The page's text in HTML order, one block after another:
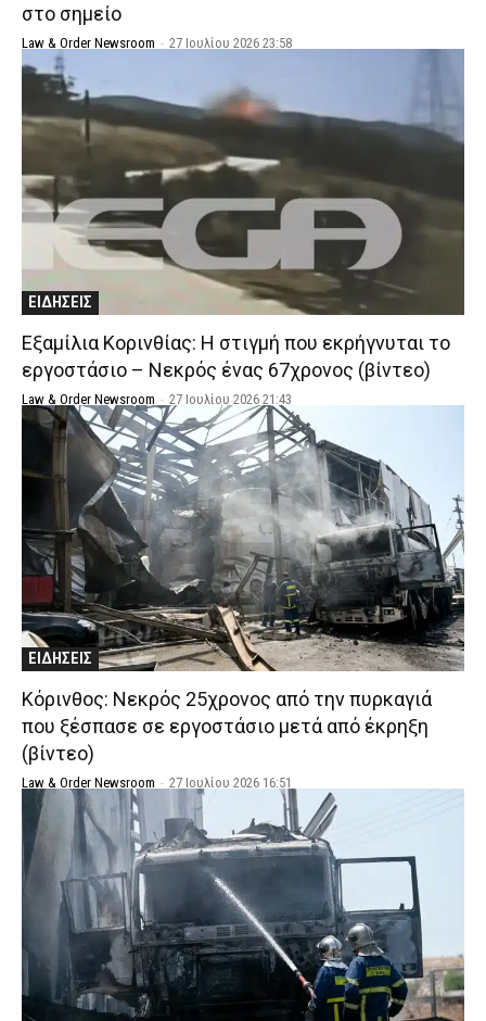
στο σημείο
Law & Order Newsroom - 27 Ιουλίου 2026 23:58
ΕΙΔΗΣΕΙΣ
Εξαμίλια Κορινθίας: Η στιγμή που εκρήγνυται το
εργοστάσιο – Νεκρός ένας 67χρονος (βίντεο)
Law & Order Newsroom - 27 Ιουλίου 2026 21:43
ΕΙΔΗΣΕΙΣ
Κόρινθος: Νεκρός 25χρονος από την πυρκαγιά
που ξέσπασε σε εργοστάσιο μετά από έκρηξη
(βίντεο)
Law & Order Newsroom - 27 Ιουλίου 2026 16:51